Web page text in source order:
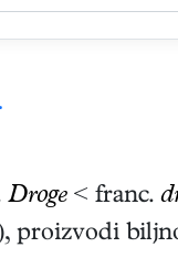
Droge < franc.
proizvodi